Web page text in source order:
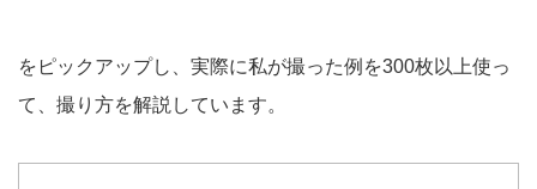
をピックアップし、実際に私が撮った例を300枚以上使っ
て、撮り方を解説しています。